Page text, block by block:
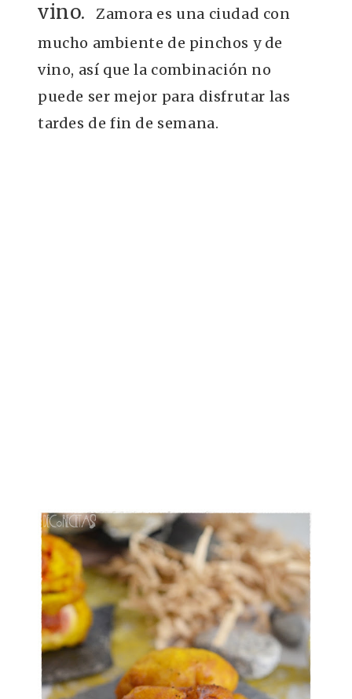
vino.Zamora es una ciudad con
mucho ambiente de pinchos y de
vino, así que la combinación no
puede ser mejor para disfrutar las
tardes de fin de semana.